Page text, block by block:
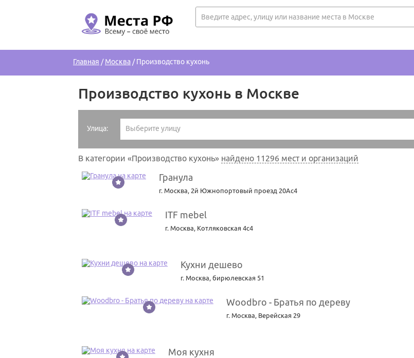
Главная /Москва /Производство кухонь
Производство кухонь в Москве
Улица: Выберите улицу
В категории «Производство кухонь» найдено 11296 мест и организаций
1 Гранула
г. Москва, 2й Южнопортовый проезд 20Ас4
2 ITF mebel
г. Москва, Котляковская 4с4
3 Кухни дешево
г. Москва, бирюлевская 51
4 Woodbro - Братья по дереву
г. Москва, Верейская 29
5 Моя кухня